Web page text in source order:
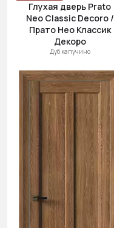
Глухая дверь Prato
Neo Classic Decoro /
Прато Нео Классик
Декоро
Дуб капучино